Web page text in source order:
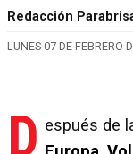
Redacción
LUNES 07 DE FEBRERO
D espués de